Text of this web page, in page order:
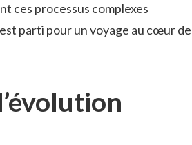
ces processus complexes
parti pour un voyage au cœur de